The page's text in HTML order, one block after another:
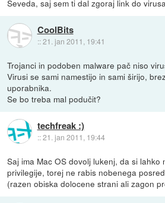
Seveda, saj sem ti dal zgoraj link do
CoolBits
::21. jan 2011, 19:41
Trojanci in podoben malware pač niso
Virusi se sami namestijo in sami širijo,
uporabnika.
Se bo treba mal podučit?
techfreak :)
::21. jan 2011, 19:44
Saj ima Mac OS dovolj lukenj, da si lahko
privilegije, torej ne rabis nobenega
(razen obiska dolocene strani ali zagon